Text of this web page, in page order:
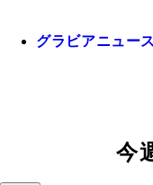
グラビアニュー
今